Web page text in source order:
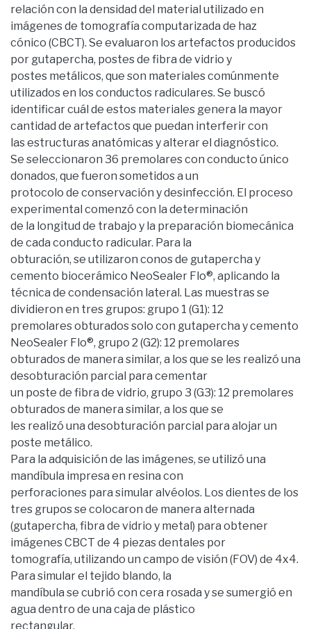
relación con la densidad del material utilizado en
imágenes de tomografía computarizada de haz
cónico (CBCT). Se evaluaron los artefactos producidos
por gutapercha, postes de fibra de vidrio y
postes metálicos, que son materiales comúnmente
utilizados en los conductos radiculares. Se buscó
identificar cuál de estos materiales genera la mayor
cantidad de artefactos que puedan interferir con
las estructuras anatómicas y alterar el diagnóstico.
Se seleccionaron 36 premolares con conducto único
donados, que fueron sometidos a un
protocolo de conservación y desinfección. El proceso
experimental comenzó con la determinación
de la longitud de trabajo y la preparación biomecánica
de cada conducto radicular. Para la
obturación, se utilizaron conos de gutapercha y
cemento biocerámico NeoSealer Flo®, aplicando la
técnica de condensación lateral. Las muestras se
dividieron en tres grupos: grupo 1 (G1): 12
premolares obturados solo con gutapercha y cemento
NeoSealer Flo®, grupo 2 (G2): 12 premolares
obturados de manera similar, a los que se les realizó una
desobturación parcial para cementar
un poste de fibra de vidrio, grupo 3 (G3): 12 premolares
obturados de manera similar, a los que se
les realizó una desobturación parcial para alojar un
poste metálico.
Para la adquisición de las imágenes, se utilizó una
mandíbula impresa en resina con
perforaciones para simular alvéolos. Los dientes de los
tres grupos se colocaron de manera alternada
(gutapercha, fibra de vidrio y metal) para obtener
imágenes CBCT de 4 piezas dentales por
tomografía, utilizando un campo de visión (FOV) de 4x4.
Para simular el tejido blando, la
mandíbula se cubrió con cera rosada y se sumergió en
agua dentro de una caja de plástico
rectangular.